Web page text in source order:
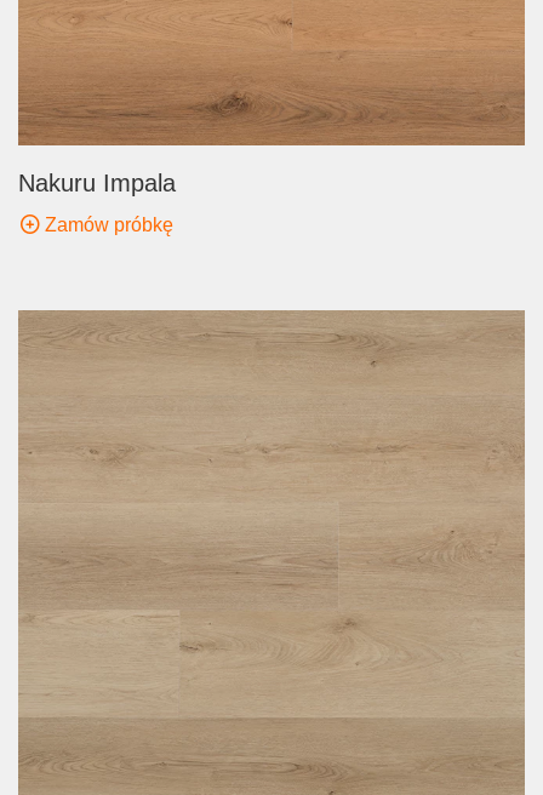
Nakuru Impala
Zamów próbkę